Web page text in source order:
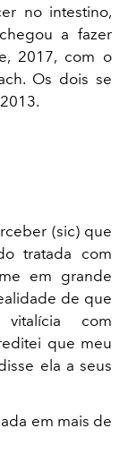
no intestino,
a fazer
2017, com o
Os dois se
(sic) que
tratada com
em grande
de que
com
que meu
ela a seus
em mais de